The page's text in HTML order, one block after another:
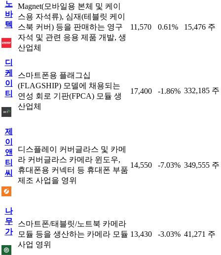
노
바
텍
Magnet(모바일용 본체 및 케이
스용 자석류), 심재(테블릿 케이
스북 커버) 등을 판매하는 영구
자석 및 관련 응용 제품 개발, 생
산업체
11,570 0.61% 15,476 주
디
케
이
티
스마트폰용 플래그십
(FLAGSHIP) 모델에 채용되는
연성 회로 기판(FPCA) 모듈 생
산업체
17,400 -1.86% 332,185 주
제
이
앤
티
씨
디스플레이 커버글라스 및 카메
라 커버글라스 카메라 윈도우,
휴대폰용 커넥터 등 휴대폰 부품
제조 사업을 영위
14,550 -7.03% 349,555 주
나
무
가
스마트폰/태블릿/노트북 카메라
모듈 등을 생산하는 카메라 모듈
사업 영위
13,430 -3.03% 41,271 주